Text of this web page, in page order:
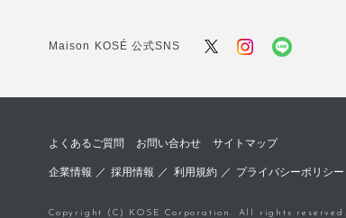
Maison KOSÉ 公式SNS
よくあるご質問 お問い合わせ サイトマップ
企業情報 ／採用情報 ／ 利用規約／ プライバシーポリシー
Copyright (C) KOSE Corporation. All rights reserved.